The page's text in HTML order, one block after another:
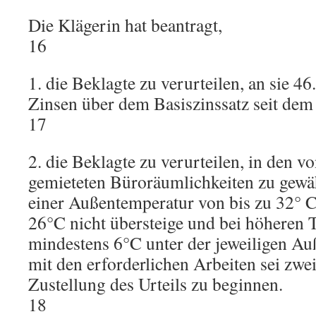
Die Klägerin hat beantragt,
16
1. die Beklagte zu verurteilen, an sie
Zinsen über dem Basiszinssatz seit
17
2. die Beklagte zu verurteilen, in den
gemieteten Büroräumlichkeiten zu
einer Außentemperatur von bis zu 32°
26°C nicht übersteige und bei höheren
mindestens 6°C unter der jeweiligen
mit den erforderlichen Arbeiten sei
Zustellung des Urteils zu beginnen.
18